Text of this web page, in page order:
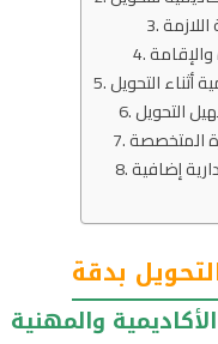
اللازمة
والإقامة
أثناء التحويل
التحويل
المتخصصة
إضافية
بدقة
والمهنية